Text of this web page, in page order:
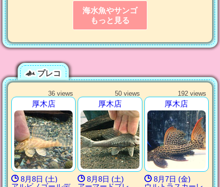
海水魚やサンゴ
もっと見る
プレコ
36 views
厚木店
8月8日 (土)
50 views
厚木店
8月8日 (土)
192 views
厚木店
8月7日 (金)